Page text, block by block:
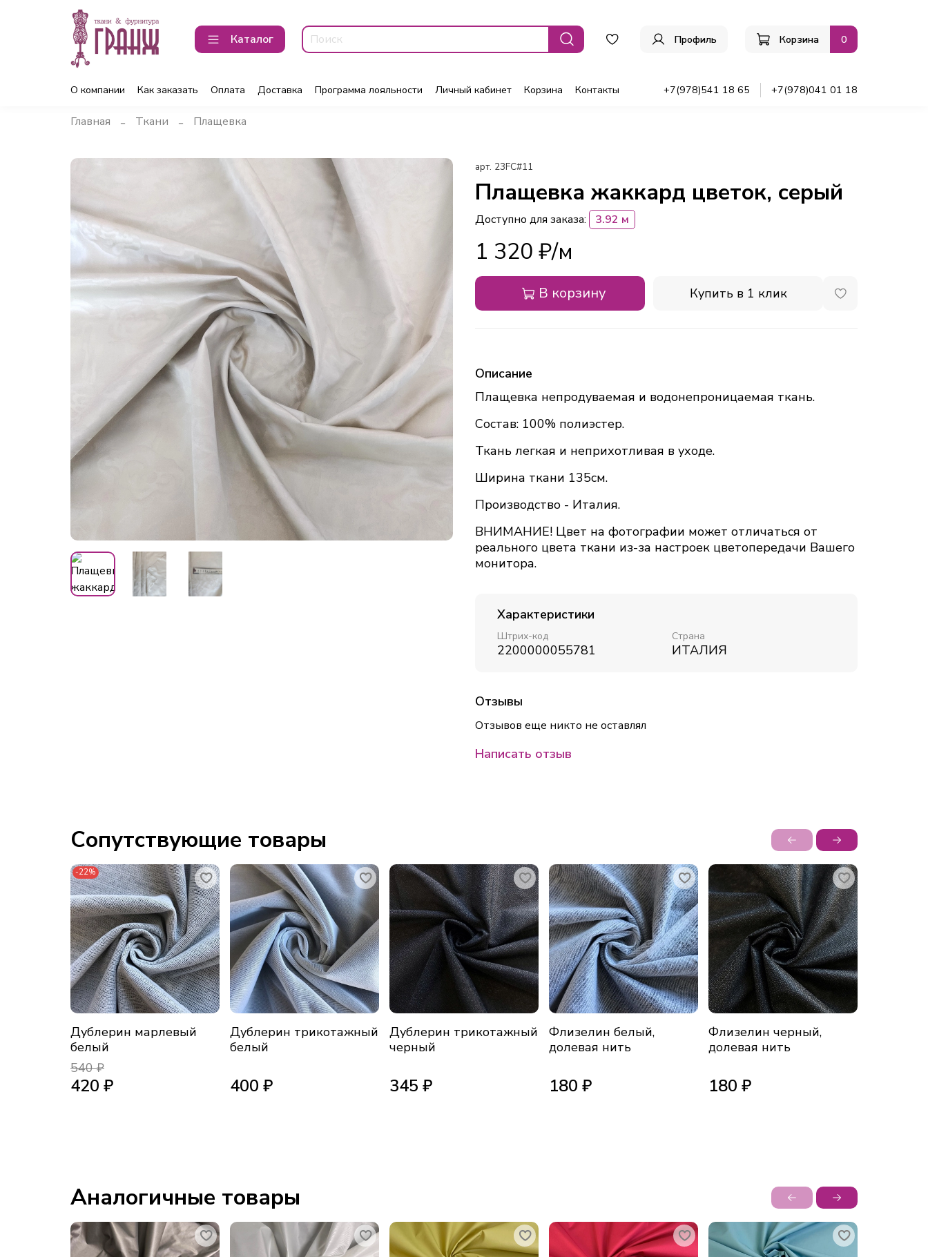
Каталог Профиль Корзина 0
О компании Как заказать Оплата Доставка Программа лояльности Личный кабинет Корзина Контакты +7(978)541 18 65 +7(978)041 01 18
Главная Ткани Плащевка
арт. 23FC#11
Плащевка жаккард цветок, серый
Доступно для заказа: 3.92 м
1 320 ₽
В корзину Купить в 1 клик
Описание
Плащевка непродуваемая и водонепроницаемая ткань.
Состав: 100% полиэстер.
Ткань легкая и неприхотливая в уходе.
Ширина ткани 135см.
Производство - Италия.
ВНИМАНИЕ! Цвет на фотографии может отличаться от
реального цвета ткани из-за настроек цветопередачи Вашего
монитора.
Характеристики
Штрих-код
2200000055781
Страна
ИТАЛИЯ
Отзывы
Отзывов еще никто не оставлял
Написать отзыв
Сопутствующие товары
-22%
Дублерин марлевый
белый
540 ₽
420 ₽
Дублерин трикотажный
белый
400 ₽
Дублерин трикотажный
черный
345 ₽
Флизелин белый,
долевая нить
180 ₽
Флизелин черный,
долевая нить
180 ₽
Аналогичные товары